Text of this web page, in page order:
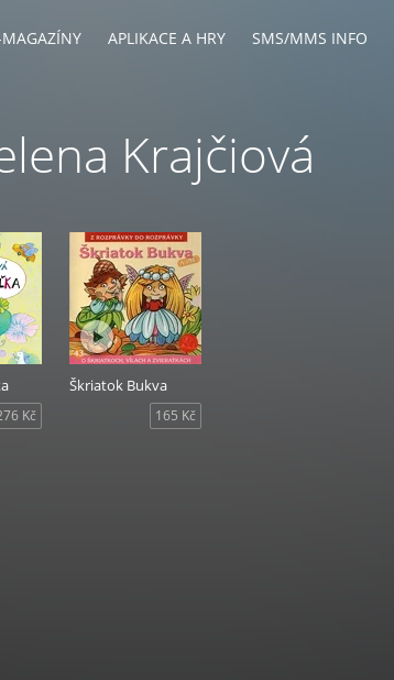
MAGAZÍNY APLIKACE A HRY SMS/MMS INFO
Krajčiová
Kč
Škriatok Bukva
165 Kč